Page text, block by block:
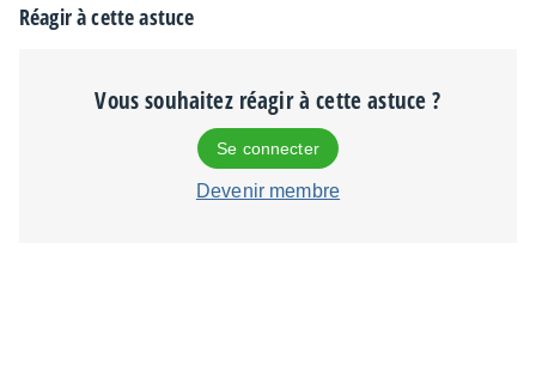
Réagir à cette astuce
Vous souhaitez réagir à cette astuce ?
Se connecter
Devenir membre